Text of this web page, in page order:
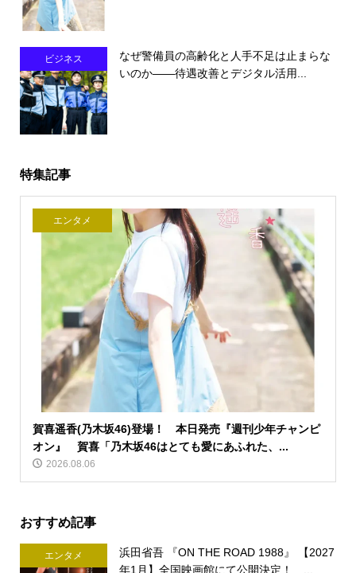
ビジネス
なぜ警備員の高齢化と人手不足は止まらな
いのか――待遇改善とデジタル活用...
特集記事
エンタメ
賀喜遥香(乃木坂46)登場！ 本日発売『週刊少年チャンピ
オン』 賀喜「乃木坂46はとても愛にあふれた、...
2026.08.06
おすすめ記事
エンタメ
浜田省吾 『ON THE ROAD 1988』 【2027
年1月】全国映画館にて公開決定！ ...